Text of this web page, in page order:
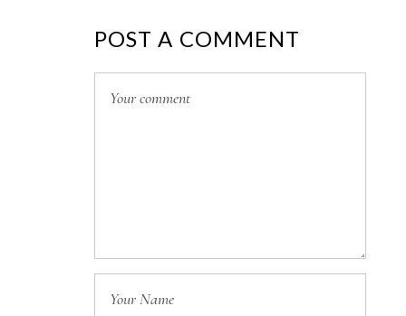
POST A COMMENT